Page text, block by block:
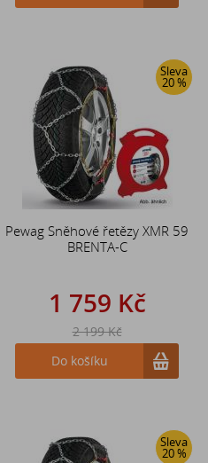
Sleva
20 %
Pewag Sněhové řetězy XMR 59
BRENTA-C
1 759 Kč
2 199 Kč
Do košíku
Sleva
20 %